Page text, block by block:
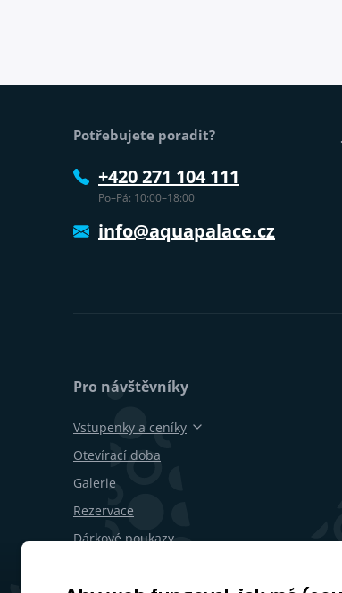
Potřebujete poradit?
+420 271 104 111
Po–Pá: 10:00–18:00
info@aquapalace.cz
Pro návštěvníky
Vstupenky a ceníky
Otevírací doba
Galerie
Rezervace
Dárkové poukazy